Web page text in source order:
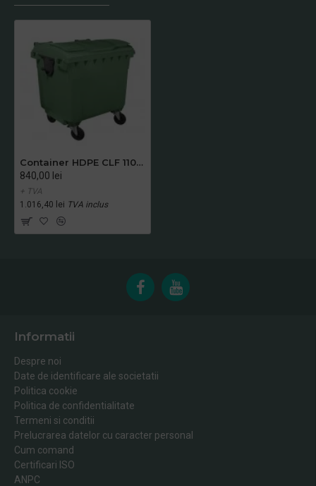
Container HDPE CLF 1100L cu capac plat verde Transportul nu este inclus
840,00 lei
+ TVA
1.016,40 lei TVA inclus
Informatii
Despre noi
Date de identificare ale societatii
Politica cookie
Politica de confidentialitate
Termeni si conditii
Prelucrarea datelor cu caracter personal
Cum comand
Certificari ISO
ANPC